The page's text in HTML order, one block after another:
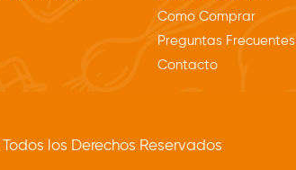
Como Comprar
Preguntas Frecuentes
Contacto
Todos los Derechos Reservados